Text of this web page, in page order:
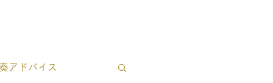
アドバイス